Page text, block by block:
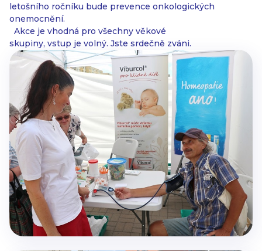
letošního ročníku bude prevence onkologických
onemocnění.
Akce je vhodná pro všechny věkové
skupiny, vstup je volný. Jste srdečně zváni.